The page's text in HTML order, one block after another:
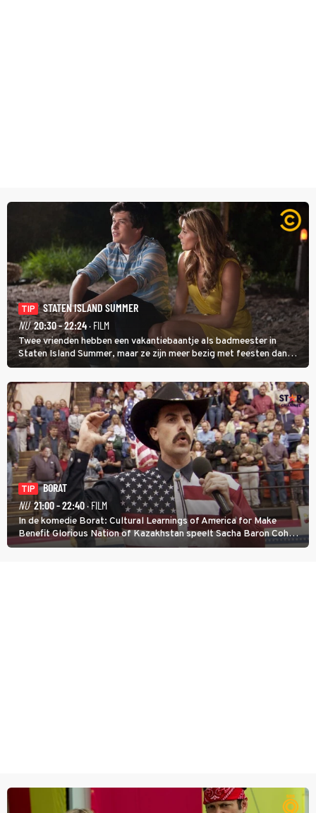
TIP
STATEN ISLAND SUMMER
NU 20:30 - 22:24· FILM
Twee vrienden hebben een vakantiebaantje als badmeester in
Staten Island Summer, maar ze zijn meer bezig met feesten dan
met werken.
TIP
BORAT
NU 21:00 - 22:40· FILM
In de komedie Borat: Cultural Learnings of America for Make
Benefit Glorious Nation of Kazakhstan speelt Sacha Baron Cohen
een Kazachse journalist die naar Amerika komt om een tv-